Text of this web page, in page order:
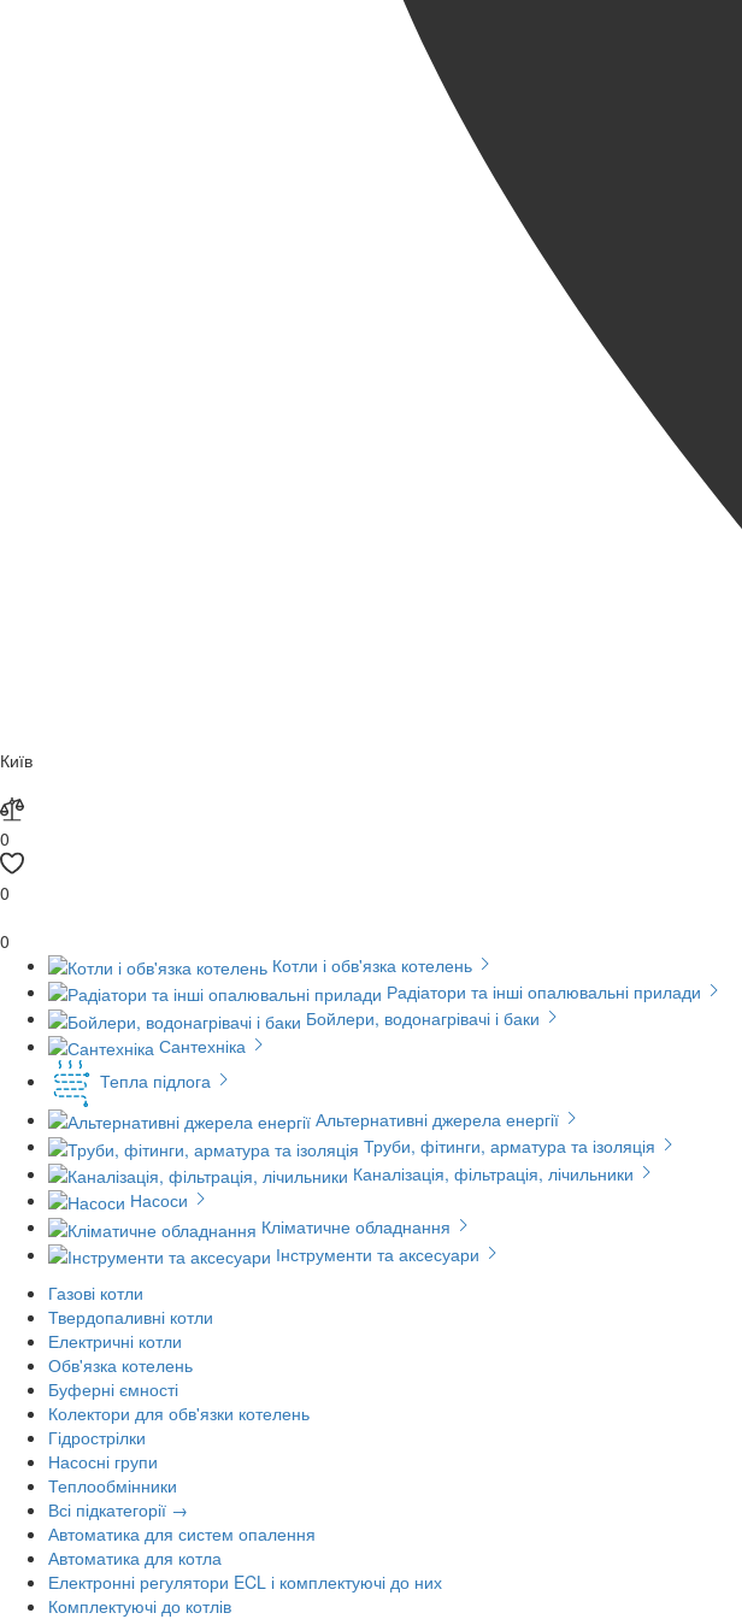
Київ
0
0
0
Котли і обв'язка котелень
Радіатори та інші опалювальні прилади
Бойлери, водонагрівачі і баки
Сантехніка
Тепла підлога
Альтернативні джерела енергії
Труби, фітинги, арматура та ізоляція
Каналізація, фільтрація, лічильники
Насоси
Кліматичне обладнання
Інструменти та аксесуари
Газові котли
Твердопаливні котли
Електричні котли
Обв'язка котелень
Буферні ємності
Колектори для обв'язки котелень
Гідрострілки
Насосні групи
Теплообмінники
Всі підкатегорії →
Автоматика для систем опалення
Автоматика для котла
Електронні регулятори ECL і комплектуючі до них
Комплектуючі до котлів